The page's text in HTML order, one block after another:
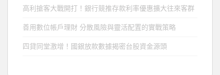
高利搶客大戰開打！銀行競推存款利率優惠擴大往來客群
善用數位帳戶理財 分散風險與靈活配置的實戰策略
四貸同堂激增！國銀放款數據揭密台股資金源頭